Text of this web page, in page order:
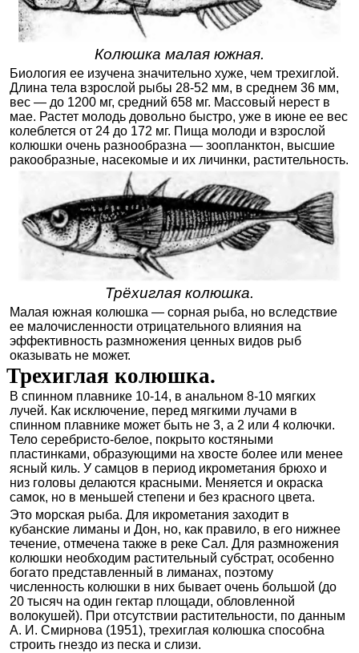
Колюшка малая южная.
Биология ее изучена значительно хуже, чем трехиглой.
Длина тела взрослой рыбы 28-52 мм, в среднем 36 мм,
вес — до 1200 мг, средний 658 мг. Массовый нерест в
мае. Растет молодь довольно быстро, уже в июне ее вес
колеблется от 24 до 172 мг. Пища молоди и взрослой
колюшки очень разнообразна — зоопланктон, высшие
ракообразные, насекомые и их личинки, растительность.
Трёхиглая колюшка.
Малая южная колюшка — сорная рыба, но вследствие
ее малочисленности отрицательного влияния на
эффективность размножения ценных видов рыб
оказывать не может.
Трехиглая колюшка.
В спинном плавнике 10-14, в анальном 8-10 мягких
лучей. Как исключение, перед мягкими лучами в
спинном плавнике может быть не 3, а 2 или 4 колючки.
Тело серебристо-белое, покрыто костяными
пластинками, образующими на хвосте более или менее
ясный киль. У самцов в период икрометания брюхо и
низ головы делаются красными. Меняется и окраска
самок, но в меньшей степени и без красного цвета.
Это морская рыба. Для икрометания заходит в
кубанские лиманы и Дон, но, как правило, в его нижнее
течение, отмечена также в реке Сал. Для размножения
колюшки необходим растительный субстрат, особенно
богато представленный в лиманах, поэтому
численность колюшки в них бывает очень большой (до
20 тысяч на один гектар площади, обловленной
волокушей). При отсутствии растительности, по данным
А. И. Смирнова (1951), трехиглая колюшка способна
строить гнездо из песка и слизи.